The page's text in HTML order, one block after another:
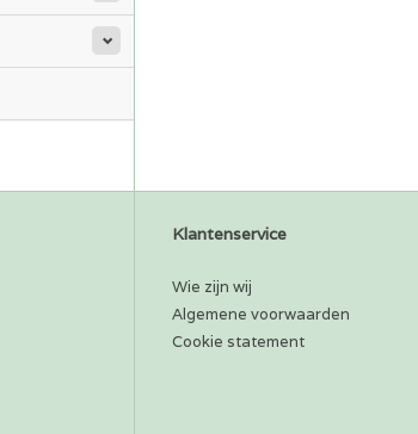
Klantenservice
Wie zijn wij
Algemene voorwaarden
Cookie statement